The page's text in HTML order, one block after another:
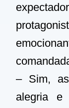
– Sim, as
alegria e